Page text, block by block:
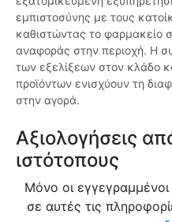
εμπιστοσύνης με τους
καθιστώντας το φαρμακείο
αναφοράς στην περιοχή. Η
των εξελίξεων στον κλάδο
προϊόντων ενισχύουν τη
στην αγορά.
Αξιολογήσεις
ιστότοπους
Μόνο οι
σε αυτές τις